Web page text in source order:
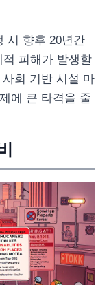
시 향후 20년간
피해가 발생할
회 기반 시설 마
에 큰 타격을 줄